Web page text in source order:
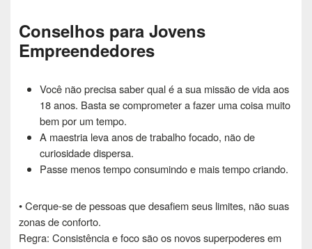
Conselhos para Jovens
Empreendedores
Você não precisa saber qual é a sua missão de vida aos
18 anos. Basta se comprometer a fazer uma coisa muito
bem por um tempo.
A maestria leva anos de trabalho focado, não de
curiosidade dispersa.
Passe menos tempo consumindo e mais tempo criando.
• Cerque-se de pessoas que desafiem seus limites, não suas
zonas de conforto.
Regra: Consistência e foco são os novos superpoderes em